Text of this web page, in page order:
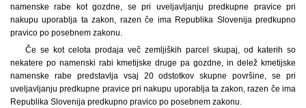
namenske rabe kot gozdne, se pri uveljavljanju predkupne pravice pri
nakupu uporablja ta zakon, razen če ima Republika Slovenija predkupno
pravico po posebnem zakonu.
Če se kot celota prodaja več zemljiških parcel skupaj, od katerih so
nekatere po namenski rabi kmetijske druge pa gozdne, in delež kmetijske
namenske rabe predstavlja vsaj 20 odstotkov skupne površine, se pri
uveljavljanju predkupne pravice pri nakupu uporablja ta zakon, razen če ima
Republika Slovenija predkupno pravico po posebnem zakonu.